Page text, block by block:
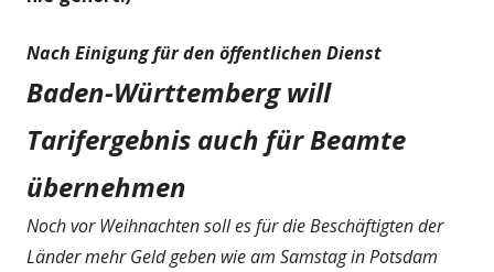
Nach Einigung für den öffentlichen Dienst
Baden-Württemberg will
Tarifergebnis auch für Beamte
übernehmen
Noch vor Weihnachten soll es für die Beschäftigten der
Länder mehr Geld geben wie am Samstag in Potsdam